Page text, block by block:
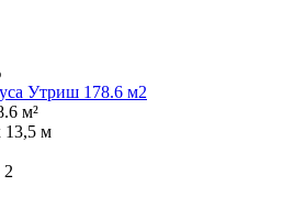
м²
13,5 м
2